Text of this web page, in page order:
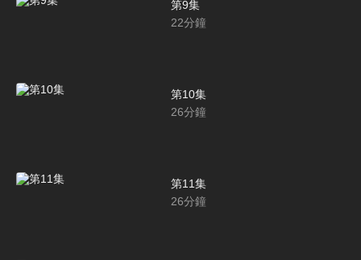
第9集
22分鐘
第10集
26分鐘
第11集
26分鐘